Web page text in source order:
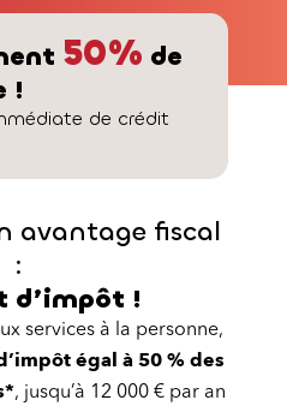
50% de
!
de crédit
avantage fiscal
:
d’impôt !
services à la personne,
égal à 50 % des
, jusqu’à 12 000 € par an